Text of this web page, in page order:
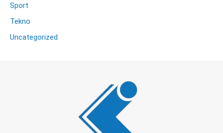
Sport
Tekno
Uncategorized